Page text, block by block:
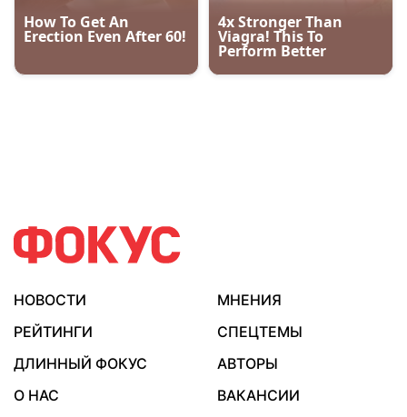
НОВОСТИ
МНЕНИЯ
РЕЙТИНГИ
СПЕЦТЕМЫ
ДЛИННЫЙ ФОКУС
АВТОРЫ
О НАС
ВАКАНСИИ